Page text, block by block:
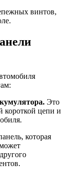
винтов,
Это
короткой цепи и
которая